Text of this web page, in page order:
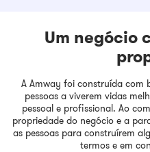
Um negócio
A Amway foi construída com
pessoas a viverem vidas
pessoal e profissional. Ao
propriedade do negócio e a
as pessoas para construírem
termos e em